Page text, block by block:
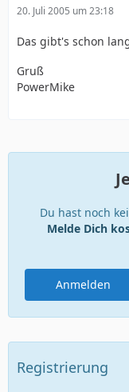
20. Juli 2005 um 23:18
Das gibt's schon
Gruß
PowerMike
Du hast noch
Melde Dich
Anmelden
Registrierung